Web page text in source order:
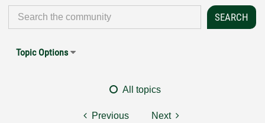
Topic Options
All topics
Previous Next